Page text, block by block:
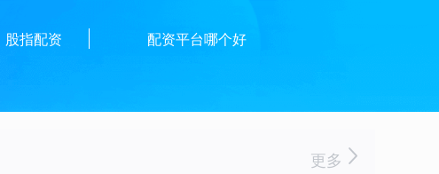
股指配资 配资平台哪个好
更多